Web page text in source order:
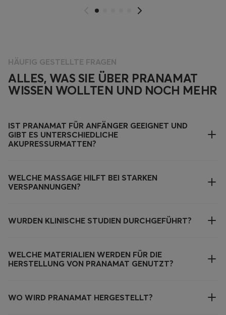
HÄUFIG GESTELLTE FRAGEN
ALLES, WAS SIE ÜBER PRANAMAT
WISSEN WOLLTEN UND NOCH MEHR
IST PRANAMAT FÜR ANFÄNGER GEEIGNET UND
GIBT ES UNTERSCHIEDLICHE
AKUPRESSURMATTEN?
WELCHE MASSAGE HILFT BEI STARKEN
VERSPANNUNGEN?
WURDEN KLINISCHE STUDIEN DURCHGEFÜHRT?
WELCHE MATERIALIEN WERDEN FÜR DIE
HERSTELLUNG VON PRANAMAT GENUTZT?
WO WIRD PRANAMAT HERGESTELLT?